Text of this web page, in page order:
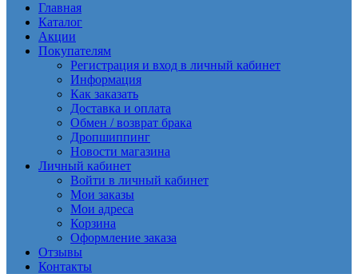
Главная
Каталог
Акции
Покупателям
Регистрация и вход в личный кабинет
Информация
Как заказать
Доставка и оплата
Обмен / возврат брака
Дропшиппинг
Новости магазина
Личный кабинет
Войти в личный кабинет
Мои заказы
Мои адреса
Корзина
Оформление заказа
Отзывы
Контакты